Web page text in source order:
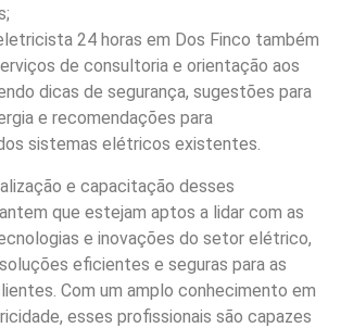
24 horas em Dos Finco também
de consultoria e orientação aos
dicas de segurança, sugestões para
e recomendações para
sistemas elétricos existentes.
e capacitação desses
que estejam aptos a lidar com as
e inovações do setor elétrico,
eficientes e seguras para as
Com um amplo conhecimento em
esses profissionais são capazes